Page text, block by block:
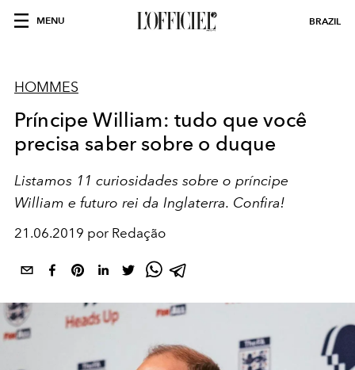
MENU BRAZIL
HOMMES
Príncipe William: tudo que você
precisa saber sobre o duque
Listamos 11 curiosidades sobre o príncipe
William e futuro rei da Inglaterra. Confira!
21.06.2019 por Redação